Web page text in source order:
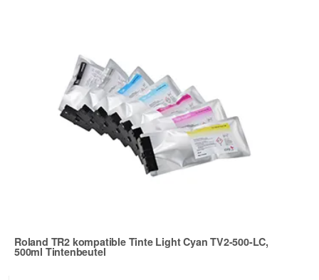
Roland TR2 kompatible Tinte Light Cyan TV2-500-LC,
500ml Tintenbeutel
Zur Artikelbewertung